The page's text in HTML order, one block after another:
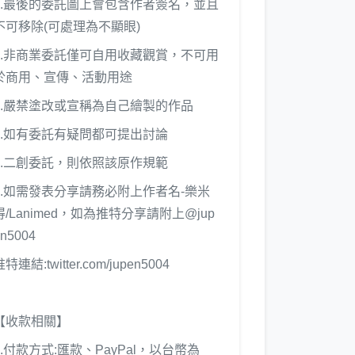
最後的委託圖上會包含作者簽名，並且
可移除(可處理為不顯眼)
非商業委託僅可自用收藏觀賞，不可用
商用、宣傳、活動用途
嚴禁塗改或宣稱為自己繪製的作品
如有委託有疑問都可提出討論
二創委託，則依照該原作規範
如需發表分享請務必附上作者名-樂米
/Lanimed，如為推特分享請附上@jup
特連結:twitter.com/jupen5004
收款相關】
付款方式:匯款、PayPal，以台幣為